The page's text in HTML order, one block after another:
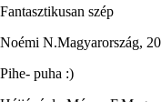
Fantasztikusan szép
Noémi N.Magyarország,
Pihe- puha :)